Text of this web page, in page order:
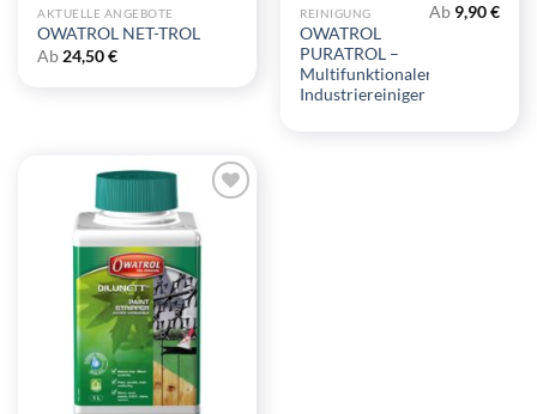
AKTUELLE ANGEBOTE
OWATROL NET-TROL
Ab 24,50€
REINIGUNG
OWATROL
PURATROL –
Multifunktionaler
Industriereiniger
Ab 9,90€
Wunschliste
hinzufügen